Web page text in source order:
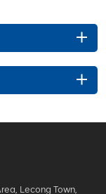
Lecong Town,